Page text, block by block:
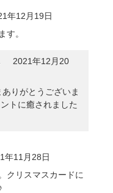
年12月19日
す。
2021年12月20
りがとうございま
トに癒されました
年11月28日
クリスマスカードに